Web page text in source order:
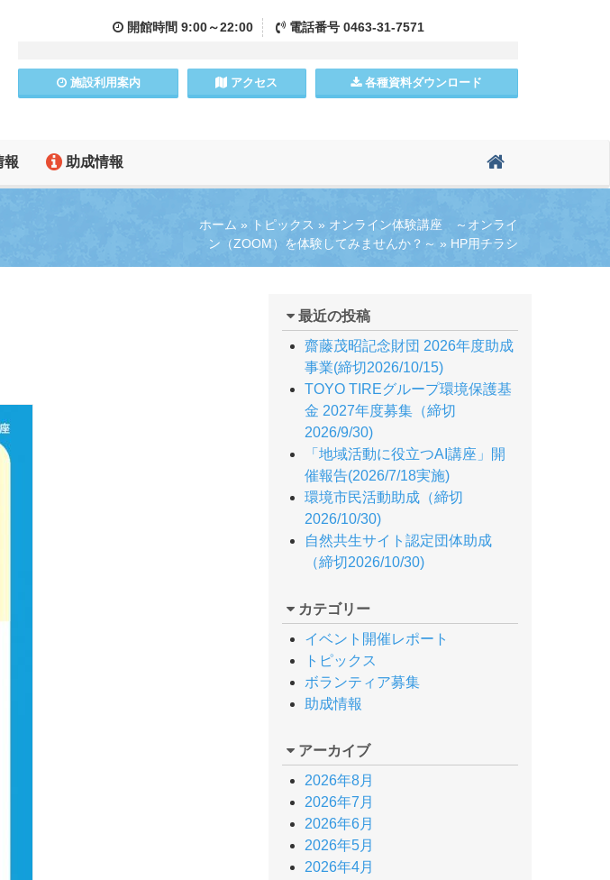
開館時間 9:00～22:00 電話番号0463-31-7571
施設利用案内 アクセス 各種資料ダウンロード
報 助成情報
ホーム » トピックス » オンライン体験講座 ～オンライ
ン（ZOOM）を体験してみませんか？～ » HP用チラシ
最近の投稿
齋藤茂昭記念財団 2026年度助成
事業(締切2026/10/15)
TOYO TIREグループ環境保護基
金 2027年度募集（締切
2026/9/30)
「地域活動に役立つAI講座」開
催報告(2026/7/18実施)
環境市民活動助成（締切
2026/10/30)
自然共生サイト認定団体助成
（締切2026/10/30)
カテゴリー
イベント開催レポート
トピックス
ボランティア募集
助成情報
アーカイブ
2026年8月
2026年7月
2026年6月
2026年5月
2026年4月